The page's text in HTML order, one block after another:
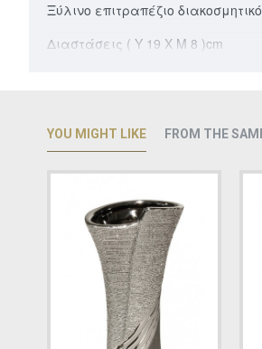
Ξύλινο επιτραπέζιο
Διαστάσεις ( Υ 19 Χ Μ 8 )cm
YOU MIGHT LIKE FROM THE